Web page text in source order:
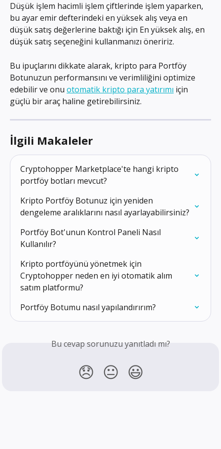
Düşük işlem hacimli işlem çiftlerinde işlem yaparken,
bu ayar emir defterindeki en yüksek alış veya en
düşük satış değerlerine baktığı için En yüksek alış, en
düşük satış seçeneğini kullanmanızı öneririz.
Bu ipuçlarını dikkate alarak, kripto para Portföy
Botunuzun performansını ve verimliliğini optimize
edebilir ve onu otomatik kripto para yatırımı için
güçlü bir araç haline getirebilirsiniz.
İlgili Makaleler
Cryptohopper Marketplace'te hangi kripto
portföy botları mevcut?
Kripto Portföy Botunuz için yeniden
dengeleme aralıklarını nasıl ayarlayabilirsiniz?
Portföy Bot'unun Kontrol Paneli Nasıl
Kullanılır?
Kripto portföyünü yönetmek için
Cryptohopper neden en iyi otomatik alım
satım platformu?
Portföy Botumu nasıl yapılandırırım?
Bu cevap sorunuzu yanıtladı mı?
😞 😐 😃